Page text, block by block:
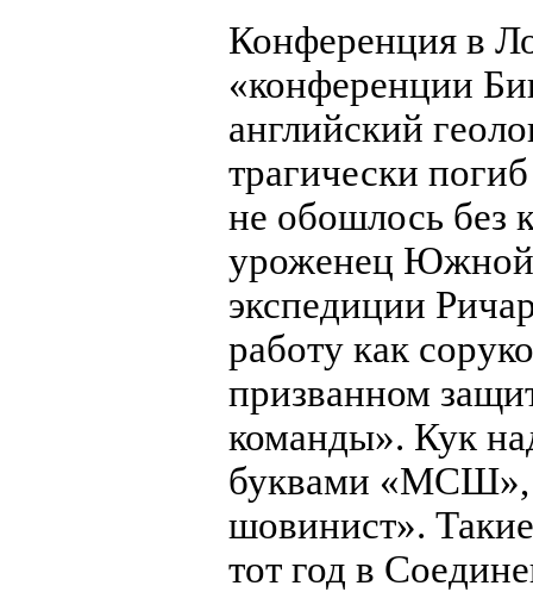
Конференция в
«конференции
английский
трагически
не обошлось без
уроженец
экспедиции
работу как
призванном
команды». Кук
буквами «МСШ»,
шовинист».
тот год в